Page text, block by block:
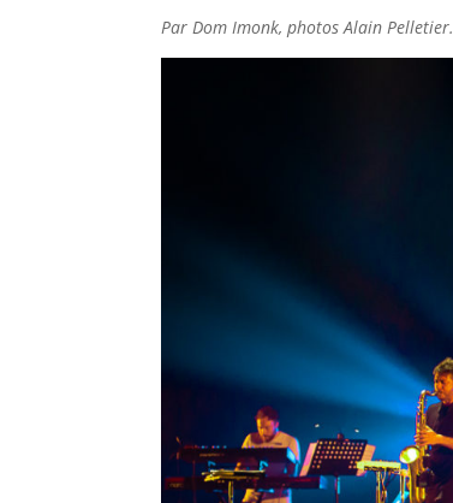
Par Dom Imonk, photos Alain Pelletier.